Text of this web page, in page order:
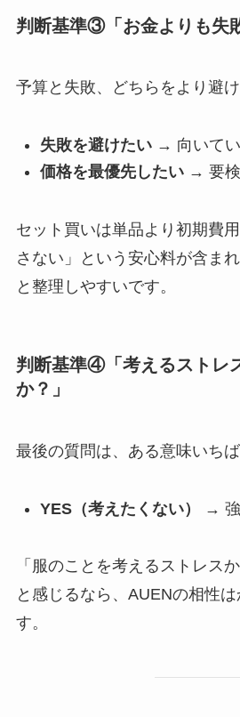
判断基準③「お金よりも失
予算と失敗、どちらをより避け
失敗を避けたい→ 向いて
価格を最優先したい→ 要
セット買いは単品より初期費
さない」という安心料が含ま
と整理しやすいです。
判断基準④「考えるストレ
か？」
最後の質問は、ある意味いちば
YES（考えたくない） →
「服のことを考えるストレス
と感じるなら、AUENの相性
す。